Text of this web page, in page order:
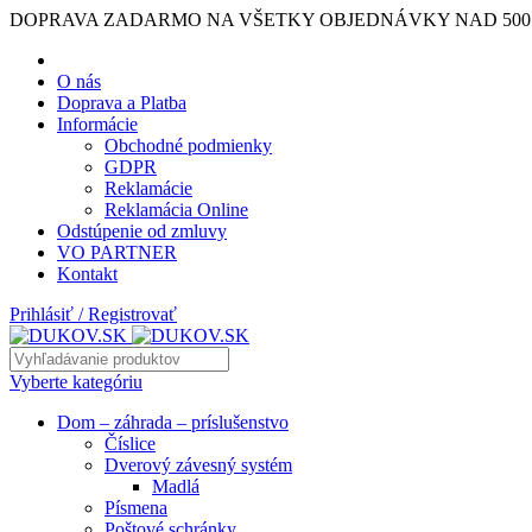
DOPRAVA ZADARMO NA VŠETKY OBJEDNÁVKY NAD
O nás
Doprava a Platba
Informácie
Obchodné podmienky
GDPR
Reklamácie
Reklamácia Online
Odstúpenie od zmluvy
VO PARTNER
Kontakt
Prihlásiť / Registrovať
Vyberte kategóriu
Dom – záhrada – príslušenstvo
Číslice
Dverový závesný systém
Madlá
Písmena